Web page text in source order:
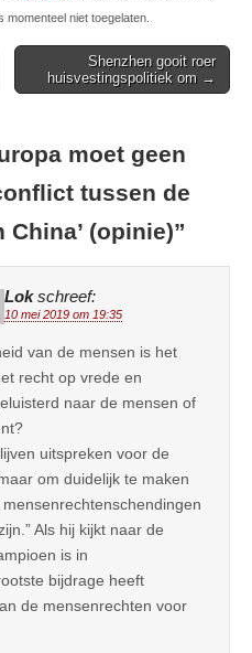
niet toegelaten.
Shenzhen gooit roer
huisvestingspolitiek om →
moet geen
tussen de
China’ (opinie)”
Lok schreef:
10 mei 2019 om 19:35
van de mensen is het
recht op vrede en
naar de mensen of
uitspreken voor de
om duidelijk te maken
Als hij kijkt naar de
is in
bijdrage heeft
de mensenrechten voor